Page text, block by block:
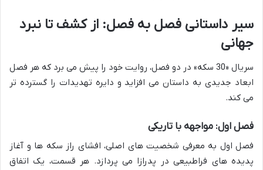
سیر داستانی فصل به فصل: از کشف تا نبرد
جهانی
سریال «30 سکه» در دو فصل، روایت خود را پیش می برد که هر فصل
ابعاد جدیدی به داستان می افزاید و دایره تهدیدات را گسترده تر
می کند.
فصل اول: مواجهه با تاریکی
فصل اول به معرفی شخصیت های اصلی، افشای راز سکه ها و آغاز
پدیده های فراطبیعی در پدرازا می پردازد. هر قسمت، یک اتفاق